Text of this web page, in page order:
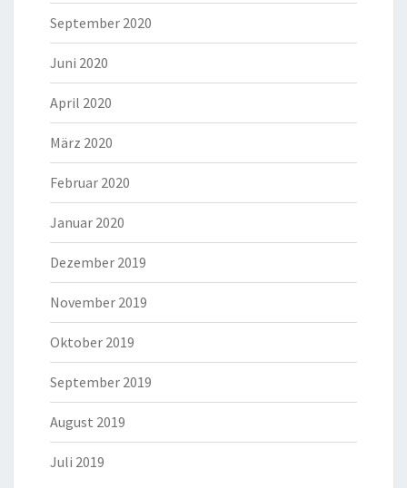
September 2020
Juni 2020
April 2020
März 2020
Februar 2020
Januar 2020
Dezember 2019
November 2019
Oktober 2019
September 2019
August 2019
Juli 2019